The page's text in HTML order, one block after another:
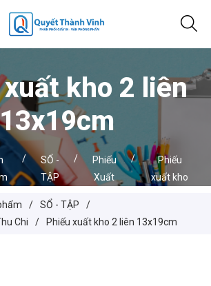
kho 2 liên
/
SỔ -
TẬP
/
Phiếu
Xuất
Chi
/
Phiếu
xuất kho
/ SỔ - TẬP
/
Chi
/ Phiếu xuất kho 2 liên 13x19cm